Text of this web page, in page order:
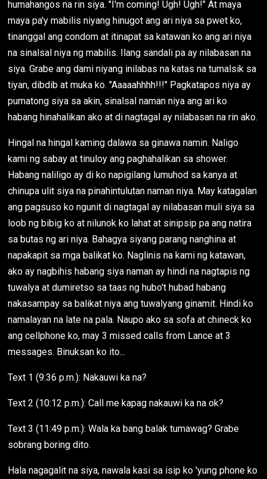
humahangos na rin siya. "I'm coming! Ugh! Ugh!" At maya
maya pa'y mabilis niyang hinugot ang ari niya sa pwet ko,
tinanggal ang condom at itinapat sa katawan ko ang ari niya
na sinalsal niya ng mabilis. Ilang sandali pa ay nilabasan na
siya. Grabe ang dami niyang inilabas na katas na tumalsik sa
tiyan, dibdib at muka ko. "Aaaaahhhh!!!" Pagkatapos niya ay
pumatong siya sa akin, sinalsal naman niya ang ari ko
habang hinahalikan ako at di nagtagal ay nilabasan na rin ako.
Hingal na hingal kaming dalawa sa ginawa namin. Naligo
kami ng sabay at tinuloy ang paghahalikan sa shower.
Habang naliligo ay di ko napigilang lumuhod sa kanya at
chinupa ulit siya na pinahintulutan naman niya. May katagalan
ang pagsuso ko ngunit di nagtagal ay nilabasan muli siya sa
loob ng bibig ko at nilunok ko lahat at sinipsip pa ang natira
sa butas ng ari niya. Bahagya siyang parang nanghina at
napakapit sa mga balikat ko. Naglinis na kami ng katawan,
ako ay nagbihis habang siya naman ay hindi na nagtapis ng
tuwalya at dumiretso sa taas ng hubo't hubad habang
nakasampay sa balikat niya ang tuwalyang ginamit. Hindi ko
namalayan na late na pala. Naupo ako sa sofa at chineck ko
ang cellphone ko, may 3 missed calls from Lance at 3
messages. Binuksan ko ito...
Text 1 (9:36 p.m.): Nakauwi ka na?
Text 2 (10:12 p.m.): Call me kapag nakauwi ka na ok?
Text 3 (11:49 p.m.): Wala ka bang balak tumawag? Grabe
sobrang boring dito.
Hala nagagalit na siya, nawala kasi sa isip ko 'yung phone ko